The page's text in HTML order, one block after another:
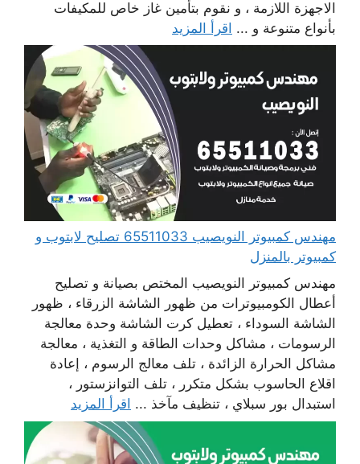
الاجهزة اللازمة ، و نقوم بتأمين غاز خاص للمكيفات
بأنواع متنوعة و ... اقرأ المزيد
مهندس كمبيوتر النويصيب 65511033 تصليح لابتوب و
كمبيوتر بالمنزل
مهندس كمبيوتر النويصيب المختص بصيانة و تصليح
أعطال الكومبيوترات من ظهور الشاشة الزرقاء ، ظهور
الشاشة السوداء ، تعطيل كرت الشاشة وحدة معالجة
الرسومات ، مشاكل وحدات الطاقة و التغذية ، معالجة
مشاكل الحرارة الزائدة ، تلف معالج الرسوم ، إعادة
اقلاع الحاسوب بشكل متكرر ، تلف التوانزستور ،
استبدال بور سبلاي ، تنظيف مآخذ ... اقرأ المزيد